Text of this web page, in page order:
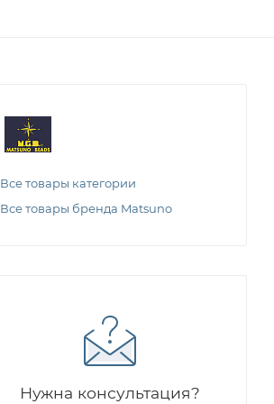
Все товары категории
Все товары бренда Matsuno
Нужна консультация?